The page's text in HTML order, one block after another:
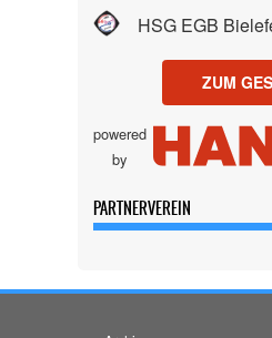
HSG EGB
ZUM
powered
by
PARTNERVEREIN